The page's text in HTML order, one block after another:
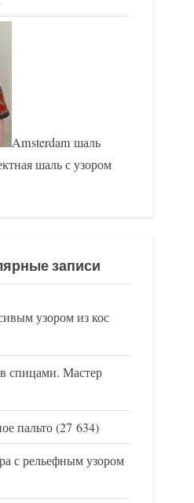
Amsterdam шаль
шаль с узором
записи
узором из кос
спицами. Мастер
пальто(27 634)
с рельефным узором